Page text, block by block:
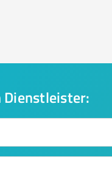
Dienstleister: